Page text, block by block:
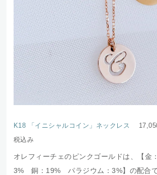
K18 「イニシャルコイン」ネックレス
税込み
オレフィーチェのピンクゴールドは、【金
3% 銅：19% パラジウム：3%】の配合で